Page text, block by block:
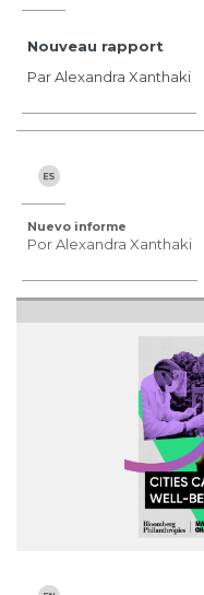
Nouveau rapport
Par Alexandra Xanthaki
Nuevo informe
Por Alexandra Xanthaki